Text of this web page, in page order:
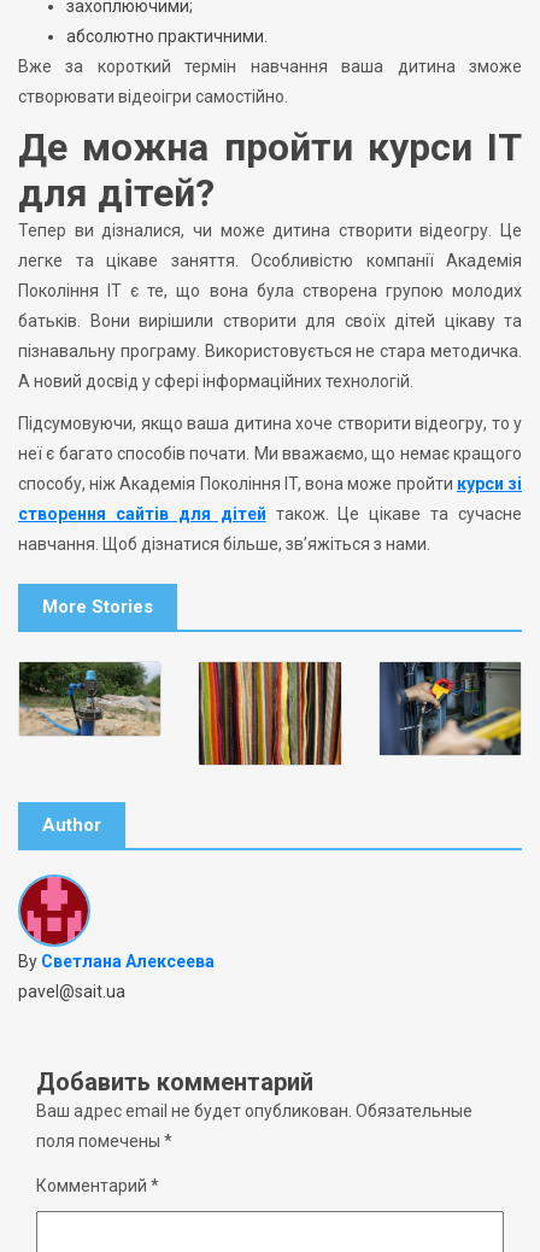
захоплюючими;
абсолютно практичними.
Вже за короткий термін навчання ваша дитина зможе
створювати відеоігри самостійно.
Де можна пройти курси ІТ
для дітей?
Тепер ви дізналися, чи може дитина створити відеогру. Це
легке та цікаве заняття. Особливістю компанії Академія
Покоління IT є те, що вона була створена групою молодих
батьків. Вони вирішили створити для своїх дітей цікаву та
пізнавальну програму. Використовується не стара методичка.
А новий досвід у сфері інформаційних технологій.
Підсумовуючи, якщо ваша дитина хоче створити відеогру, то у
неї є багато способів почати. Ми вважаємо, що немає кращого
способу, ніж Академія Покоління IT, вона може пройти курси зі
створення сайтів для дітей також. Це цікаве та сучасне
навчання. Щоб дізнатися більше, зв’яжіться з нами.
More Stories
Author
By Светлана Алексеева
pavel@sait.ua
Добавить комментарий
Ваш адрес email не будет опубликован. Обязательные
поля помечены *
Комментарий *